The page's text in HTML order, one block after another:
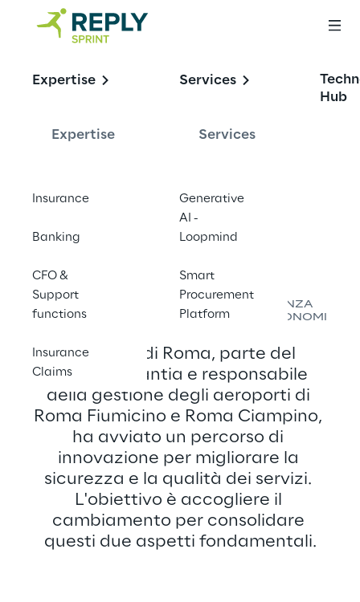
Expertise
Expertise
Insurance
Banking
CFO &
Support
functions
Insurance
Claims
Services
Services
Generative
AI -
Loopmind
Smart
Procurement
Platform
Hub
Ispezioni in
Aeroporti di Roma ha testato il robot
autonomo Spot di Boston Dynamics
INNOVARE LE ATTIVITÀ DI SORVEGLIANZA
AEROPORTUALE TRAMITE ROBOT AUTONOMI
Aeroporti di Roma, parte del
Gruppo Atlantia e responsabile
della gestione degli aeroporti di
Roma Fiumicino e Roma Ciampino,
ha avviato un percorso di
innovazione per migliorare la
sicurezza e la qualità dei servizi.
L'obiettivo è accogliere il
cambiamento per consolidare
questi due aspetti fondamentali.